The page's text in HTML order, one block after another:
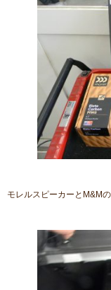
モレルスピーカーとM&M